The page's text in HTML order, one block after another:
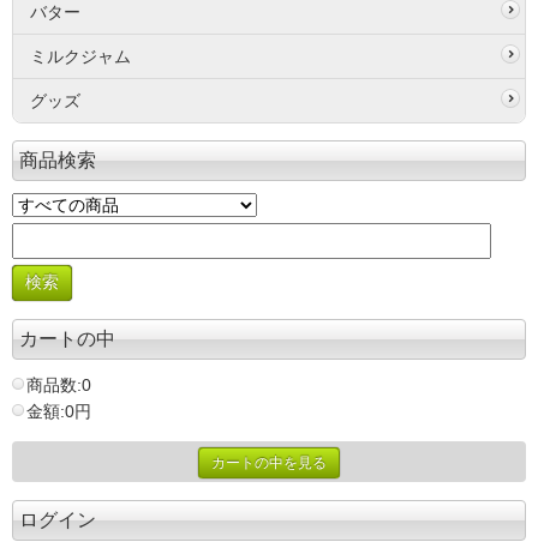
バター
ミルクジャム
グッズ
商品検索
カートの中
商品数:0
金額:0円
カートの中を見る
ログイン